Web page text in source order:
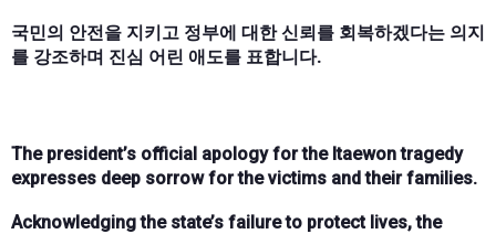
국민의 안전을 지키고 정부에 대한 신뢰를 회복하겠다는 의지
를 강조하며 진심 어린 애도를 표합니다.
The president’s official apology for the Itaewon tragedy
expresses deep sorrow for the victims and their families.
Acknowledging the state’s failure to protect lives, the